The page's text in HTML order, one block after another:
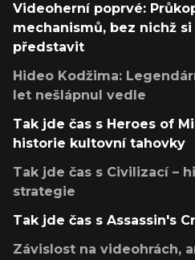
Videoherní poprvé:
mechanismů, bez nichž
představit
Hideo Kodžima:
let nešlápnul vedle
Tak jde čas s Heroes of
historie kultovní tahovky
Tak jde čas s Civilizací –
strategie
Tak jde čas s Assassin's
Závislost na videohrách,